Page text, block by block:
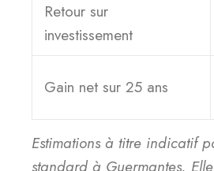
Retour sur
investissement
Gain net sur 25 ans
Estimations à titre indicatif
standard à Guermantes.